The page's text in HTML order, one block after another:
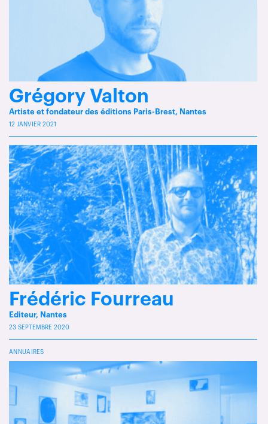
Grégory Valton
Artiste et fondateur des éditions Paris-Brest, Nantes
12 JANVIER 2021
Frédéric Fourreau
Editeur, Nantes
23 SEPTEMBRE 2020
ANNUAIRES